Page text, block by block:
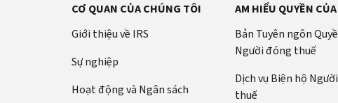
CƠ QUAN CỦA CHÚNG TÔI
Giới thiệu về IRS
Sự nghiệp
Hoạt động và Ngân sách
AM HIỂU QUYỀN
Bản Tuyên ngôn
Người đóng thuế
Dịch vụ Biện hộ
thuế